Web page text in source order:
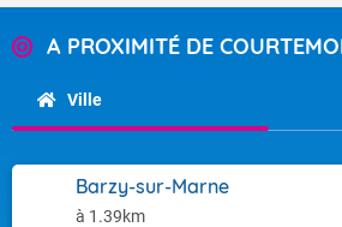
A PROXIMITÉ DE
Ville
Barzy-sur-Marne
à 1.39km